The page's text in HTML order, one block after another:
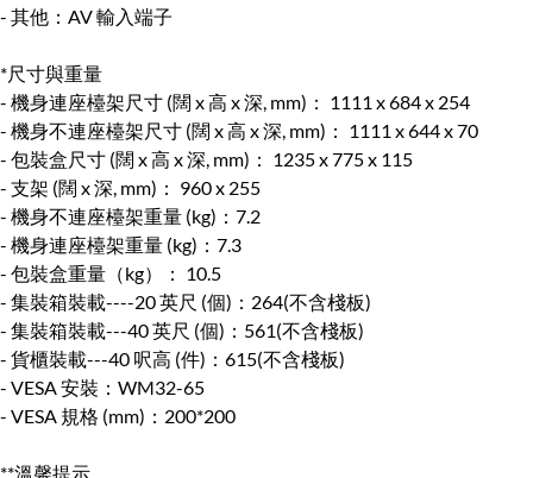
- 其他：AV 輸入端子
*尺寸與重量
- 機身連座檯架尺寸 (闊 x 高 x 深, mm)： 1111 x 684 x 254
- 機身不連座檯架尺寸 (闊 x 高 x 深, mm)： 1111 x 644 x 70
- 包裝盒尺寸 (闊 x 高 x 深, mm)： 1235 x 775 x 115
- 支架 (闊 x 深, mm)： 960 x 255
- 機身不連座檯架重量 (kg)：7.2
- 機身連座檯架重量 (kg)：7.3
- 包裝盒重量（kg）： 10.5
- 集裝箱裝載----20 英尺 (個)：264(不含棧板)
- 集裝箱裝載---40 英尺 (個)：561(不含棧板)
- 貨櫃裝載---40 呎高 (件)：615(不含棧板)
- VESA 安裝：WM32-65
- VESA 規格 (mm)：200*200
**溫馨提示